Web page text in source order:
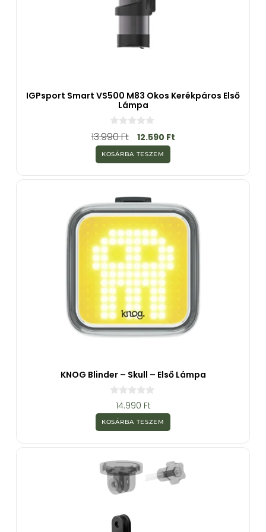
IGPsport Smart VS500 M83 Okos Kerékpáros Első
Lámpa
0
a
5
-
b
ő
13.990Ft 12.590 Ft
KOSÁRBA TESZEM
KNOG Blinder – Skull – Első Lámpa
z
5
b
l
14.990 Ft
KOSÁRBA TESZEM